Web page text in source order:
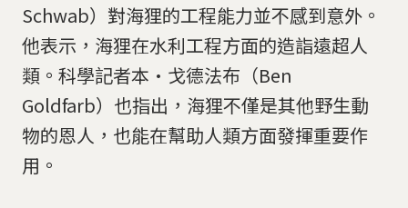
加拿大森林野牛國家公園中的巨大海狸水壩。
網友Parks Canada
Schwab）對海狸的工程能力並不感到意外。
他表示，海狸在水利工程方面的造詣遠超人
類。科學記者本·戈德法布（Ben
Goldfarb）也指出，海狸不僅是其他野生動
物的恩人，也能在幫助人類方面發揮重要作
用。